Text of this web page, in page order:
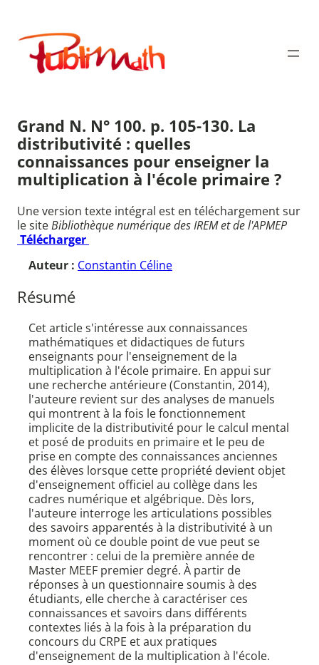
contenu
Publimath
Grand N. N° 100. p. 105-130. La
distributivité : quelles
connaissances pour enseigner la
multiplication à l'école primaire ?
Une version texte intégral est en téléchargement sur
le siteBibliothèque numérique des IREM et de l'APMEP
Télécharger
Auteur : Constantin Céline
Résumé
Cet article s'intéresse aux connaissances
mathématiques et didactiques de futurs
enseignants pour l'enseignement de la
multiplication à l'école primaire. En appui sur
une recherche antérieure (Constantin, 2014),
l'auteure revient sur des analyses de manuels
qui montrent à la fois le fonctionnement
implicite de la distributivité pour le calcul mental
et posé de produits en primaire et le peu de
prise en compte des connaissances anciennes
des élèves lorsque cette propriété devient objet
d'enseignement officiel au collège dans les
cadres numérique et algébrique. Dès lors,
l'auteure interroge les articulations possibles
des savoirs apparentés à la distributivité à un
moment où ce double point de vue peut se
rencontrer : celui de la première année de
Master MEEF premier degré. À partir de
réponses à un questionnaire soumis à des
étudiants, elle cherche à caractériser ces
connaissances et savoirs dans différents
contextes liés à la fois à la préparation du
concours du CRPE et aux pratiques
d'enseignement de la multiplication à l'école.